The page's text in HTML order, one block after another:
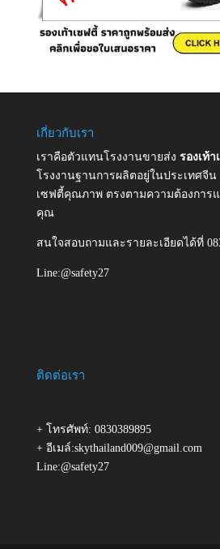
เกี่ยวกับเรา
เราคือตัวแทนโรงงานขายส่ง รองเท้
โรงงานฐานการผลิตอยู่ในประเทศจีน
เซฟตี้คุณภาพ ตรงตามความต้องการ
คุณ
สนใจสอบถามและรายละเอียดได้ที่
Line:@safety27
ติดต่อเรา
+ โทรศัพท์: 0830389895
+ อีเมล์:skythailand009@gmail.com
Line:@safety27